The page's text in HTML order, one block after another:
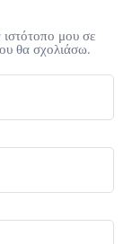
μου σε
θα σχολιάσω.